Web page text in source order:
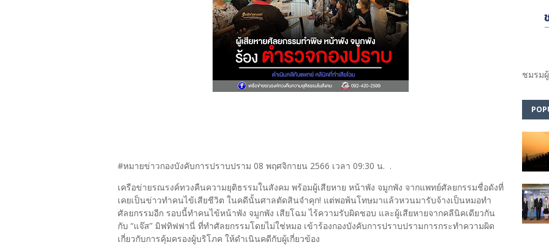
#หมายข่าวกองบังคับการปราบปราม 08 พฤศจิกายน 2566 เวลา 09:30 น. .
เครือข่ายรณรงค์ทวงคืนความยุติธรรมในสังคม พร้อมผู้เสียหาย หน้าพัง จมูกพัง จากแพทย์ศัลยกรรมชื่อดังที่
เคยเป็นข่าวทำคนไข้เสียชีวิต ในคดีนั้นศาลตัดสินจำคุก! แต่พอพ้นโทษมาแล้วหวนมารับจ้างเป็นหมอทำ
ศัลยกรรมอีก รอบนี้ทำคนไข้หน้าพัง จมูกพัง เสียโฉม ไร้ความรับผิดชอบ และผู้เสียหายจากคลีนิคเดียวกัน
กับ “แจ๊ส” มิฟทิฟฟานี่ ที่ทำศัลยกรรมโดยไม่ใช่หมอ เข้าร้องกองบังคับการปราบปรามการกระทำความผิด
เกี่ยวกับการคุ้มครองผู้บริโภค ให้ดำเนินคดีกับผู้เกี่ยวข้อง
ชมรม​